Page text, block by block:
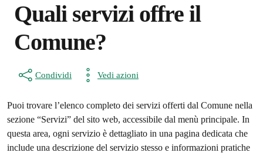
Quali servizi offre il
Comune?
Condividi Vedi azioni
Puoi trovare l’elenco completo dei servizi offerti dal Comune nella
sezione “Servizi” del sito web, accessibile dal menù principale. In
questa area, ogni servizio è dettagliato in una pagina dedicata che
include una descrizione del servizio stesso e informazioni pratiche